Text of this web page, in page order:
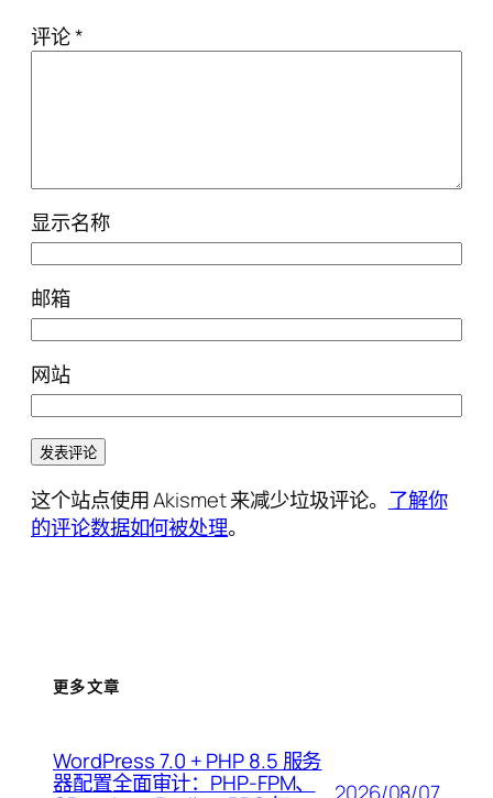
评论*
显示名称
邮箱
网站
这个站点使用 Akismet 来减少垃圾评论。 了解你
的评论数据如何被处理。
更多文章
WordPress 7.0 + PHP 8.5 服务
器配置全面审计：PHP-FPM、